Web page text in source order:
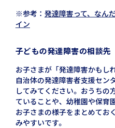
※参考： 発達障害って、なん
イン
子どもの発達障害の相談先
お子さまが「発達障害かもし
自治体の発達障害者支援セン
してみてください。おうちの
ていることや、幼稚園や保育
お子さまの様子をまとめてお
みやすいです。